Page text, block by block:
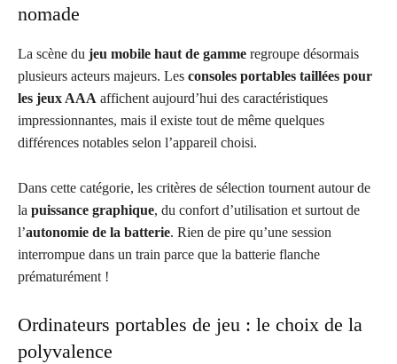
nomade
La scène du jeu mobile haut de gamme regroupe désormais
plusieurs acteurs majeurs. Les consoles portables taillées pour
les jeux AAA affichent aujourd’hui des caractéristiques
impressionnantes, mais il existe tout de même quelques
différences notables selon l’appareil choisi.
Dans cette catégorie, les critères de sélection tournent autour de
la puissance graphique, du confort d’utilisation et surtout de
l’autonomie de la batterie. Rien de pire qu’une session
interrompue dans un train parce que la batterie flanche
prématurément !
Ordinateurs portables de jeu : le choix de la
polyvalence